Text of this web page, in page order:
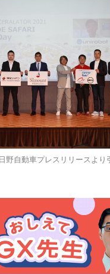
野自動車プレスリリースより